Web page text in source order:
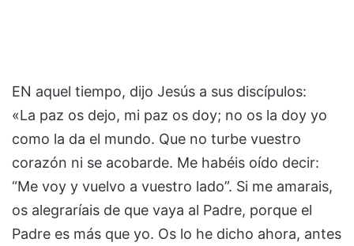
EN aquel tiempo, dijo Jesús a sus discípulos:
«La paz os dejo, mi paz os doy; no os la doy yo
como la da el mundo. Que no turbe vuestro
corazón ni se acobarde. Me habéis oído decir:
“Me voy y vuelvo a vuestro lado”. Si me amarais,
os alegraríais de que vaya al Padre, porque el
Padre es más que yo. Os lo he dicho ahora, antes